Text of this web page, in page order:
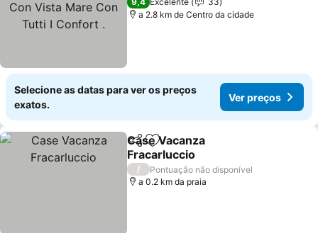
Confort .
a 2.8 km de Centro da cidade
Selecione as datas para ver os preços
exatos.
Ver preços
PartilharAdicionar aos favoritos
Case Vacanza
Fracarluccio
Ver preços
/
Pontuação não disponível
a 0.2 km da praia